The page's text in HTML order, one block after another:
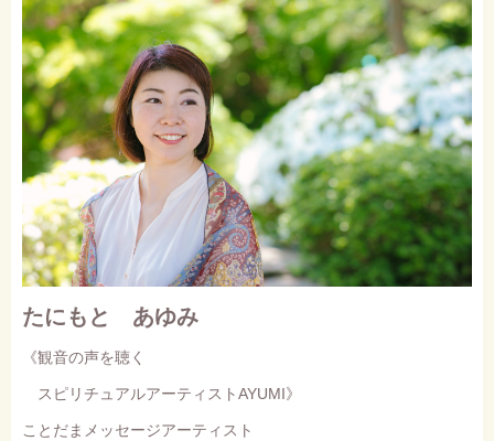
たにもと あゆみ
《観音の声を聴く
スピリチュアルアーティストAYUMI》
ことだまメッセージアーティスト